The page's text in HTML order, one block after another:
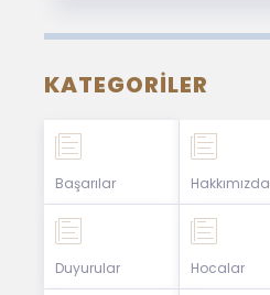
KATEGORILER
Başarılar
Duyurular
Hakkımızda
Hocalar